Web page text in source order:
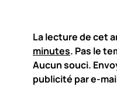
La lecture de cet
minutes. Pas le
Aucun souci.
publicité par e-